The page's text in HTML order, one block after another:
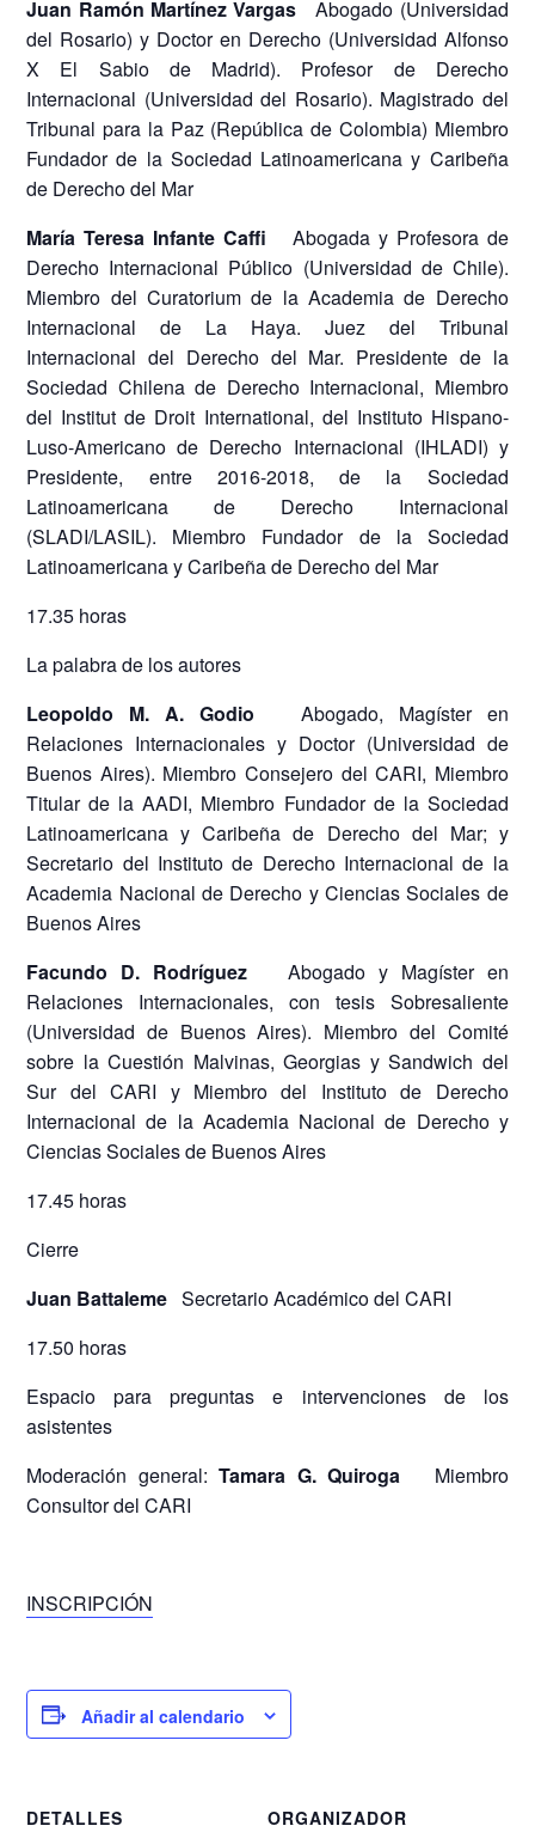
Juan Ramón Martínez Vargas Abogado (Universidad
del Rosario) y Doctor en Derecho (Universidad Alfonso
X El Sabio de Madrid). Profesor de Derecho
Internacional (Universidad del Rosario). Magistrado del
Tribunal para la Paz (República de Colombia) Miembro
Fundador de la Sociedad Latinoamericana y Caribeña
de Derecho del Mar
María Teresa Infante Caffi Abogada y Profesora de
Derecho Internacional Público (Universidad de Chile).
Miembro del Curatorium de la Academia de Derecho
Internacional de La Haya. Juez del Tribunal
Internacional del Derecho del Mar. Presidente de la
Sociedad Chilena de Derecho Internacional, Miembro
del Institut de Droit International, del Instituto Hispano-
Luso-Americano de Derecho Internacional (IHLADI) y
Presidente, entre 2016-2018, de la Sociedad
Latinoamericana de Derecho Internacional
(SLADI/LASIL). Miembro Fundador de la Sociedad
Latinoamericana y Caribeña de Derecho del Mar
17.35 horas
La palabra de los autores
Leopoldo M. A. Godio Abogado, Magíster en
Relaciones Internacionales y Doctor (Universidad de
Buenos Aires). Miembro Consejero del CARI, Miembro
Titular de la AADI, Miembro Fundador de la Sociedad
Latinoamericana y Caribeña de Derecho del Mar; y
Secretario del Instituto de Derecho Internacional de la
Academia Nacional de Derecho y Ciencias Sociales de
Buenos Aires
Facundo D. Rodríguez Abogado y Magíster en
Relaciones Internacionales, con tesis Sobresaliente
(Universidad de Buenos Aires). Miembro del Comité
sobre la Cuestión Malvinas, Georgias y Sandwich del
Sur del CARI y Miembro del Instituto de Derecho
Internacional de la Academia Nacional de Derecho y
Ciencias Sociales de Buenos Aires
17.45 horas
Cierre
Juan Battaleme Secretario Académico del CARI
17.50 horas
Espacio para preguntas e intervenciones de los
asistentes
Moderación general:Tamara G. Quiroga Miembro
Consultor del CARI
INSCRIPCIÓN
Añadir al calendario
DETALLES
ORGANIZADOR